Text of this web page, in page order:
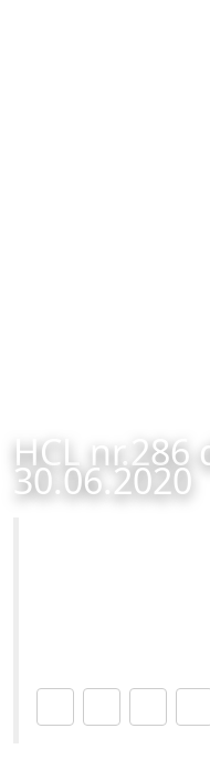
HCL
30.06.2020